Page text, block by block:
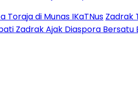
di Munas IKaTNusZadrak
Ajak Diaspora Bersatu